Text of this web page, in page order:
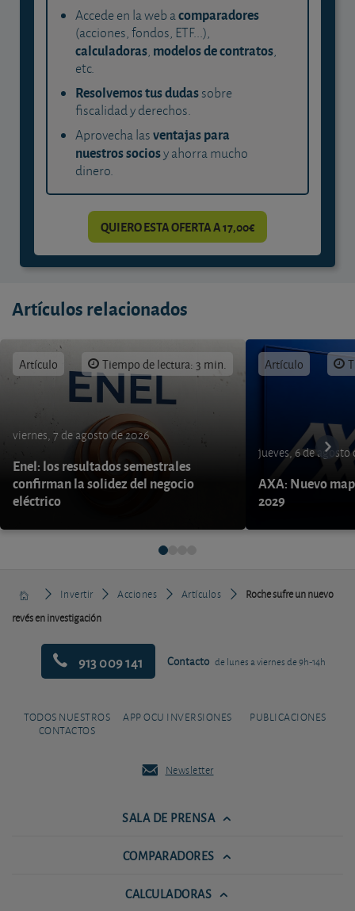
Accede en la web acomparadores
(acciones, fondos, ETF...),
calculadoras, modelos de contratos,
etc.
Resolvemos tus dudassobre
fiscalidad y derechos.
Aprovecha lasventajas para
nuestros sociosy ahorra mucho
dinero.
QUIERO ESTA OFERTA A 17,00€
Artículos relacionados
Artículo Tiempo de lectura: 3 min.
viernes, 7 de agosto de 2026
Enel: los resultados semestrales
confirman la solidez del negocio
eléctrico
Artículo
jueves, 6 de agosto
AXA: Nuevo
2029
Invertir Acciones Artículos
Roche sufre un nuevo
revés en investigación
913 009 141 Contacto de lunes a viernes de 9h-14h
TODOS NUESTROS
CONTACTOS
APP OCU INVERSIONES PUBLICACIONES
Newsletter
SALA DE PRENSA
COMPARADORES
CALCULADORAS